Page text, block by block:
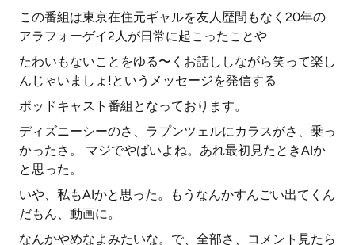
この番組は東京在住元ギャルを友人歴間もなく20年の
アラフォーゲイ2人が日常に起こったことや
たわいもないことをゆる〜くお話ししながら笑って楽し
んじゃいましょ!というメッセージを発信する
ポッドキャスト番組となっております。
ディズニーシーのさ、ラプンツェルにカラスがさ、乗っ
かったさ。 マジでやばいよね。あれ最初見たときAIか
と思った。
いや、私もAIかと思った。もうなんかすんごい出てくん
だもん、動画に。
なんかやめなよみたいな。で、全部さ、コメント見たら